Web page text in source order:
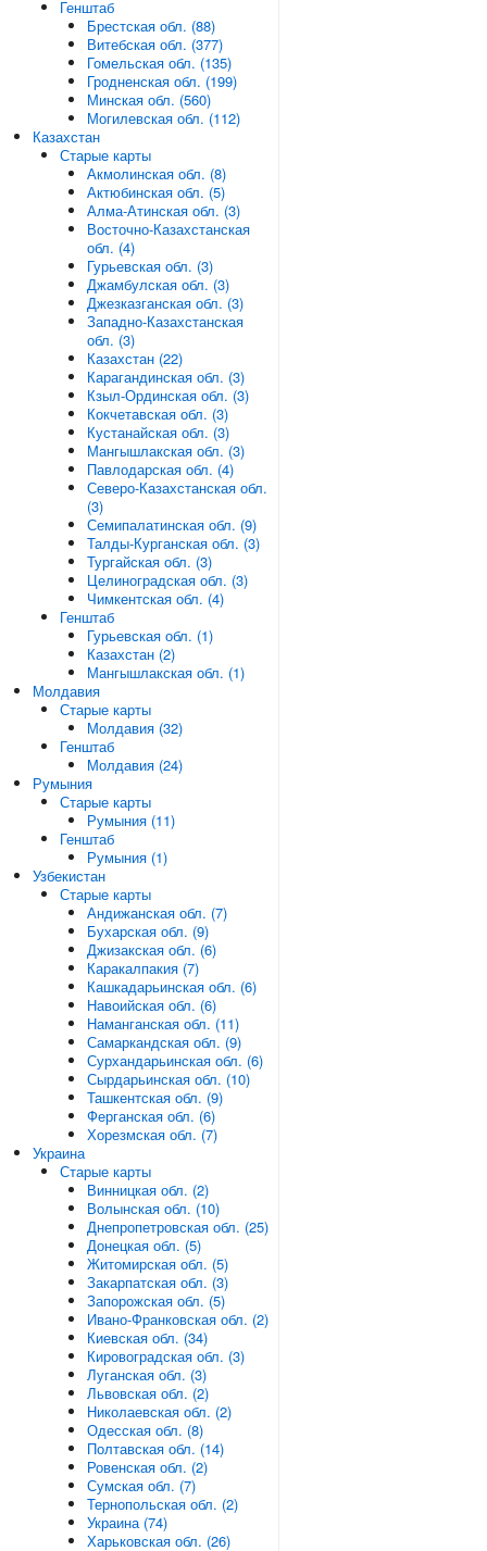
Генштаб
Брестская обл. (88)
Витебская обл. (377)
Гомельская обл. (135)
Гродненская обл. (199)
Минская обл. (560)
Могилевская обл. (112)
Казахстан
Старые карты
Акмолинская обл. (8)
Актюбинская обл. (5)
Алма-Атинская обл. (3)
Восточно-Казахстанская
обл. (4)
Гурьевская обл. (3)
Джамбулская обл. (3)
Джезказганская обл. (3)
Западно-Казахстанская
обл. (3)
Казахстан (22)
Карагандинская обл. (3)
Кзыл-Ординская обл. (3)
Кокчетавская обл. (3)
Кустанайская обл. (3)
Мангышлакская обл. (3)
Павлодарская обл. (4)
Северо-Казахстанская обл.
(3)
Семипалатинская обл. (9)
Талды-Курганская обл. (3)
Тургайская обл. (3)
Целиноградская обл. (3)
Чимкентская обл. (4)
Генштаб
Гурьевская обл. (1)
Казахстан (2)
Мангышлакская обл. (1)
Молдавия
Старые карты
Молдавия (32)
Генштаб
Молдавия (24)
Румыния
Старые карты
Румыния (11)
Генштаб
Румыния (1)
Узбекистан
Старые карты
Андижанская обл. (7)
Бухарская обл. (9)
Джизакская обл. (6)
Каракалпакия (7)
Кашкадарьинская обл. (6)
Навоийская обл. (6)
Наманганская обл. (11)
Самаркандская обл. (9)
Сурхандарьинская обл. (6)
Сырдарьинская обл. (10)
Ташкентская обл. (9)
Ферганская обл. (6)
Хорезмская обл. (7)
Украина
Старые карты
Винницкая обл. (2)
Волынская обл. (10)
Днепропетровская обл. (25)
Донецкая обл. (5)
Житомирская обл. (5)
Закарпатская обл. (3)
Запорожская обл. (5)
Ивано-Франковская обл. (2)
Киевская обл. (34)
Кировоградская обл. (3)
Луганская обл. (3)
Львовская обл. (2)
Николаевская обл. (2)
Одесская обл. (8)
Полтавская обл. (14)
Ровенская обл. (2)
Сумская обл. (7)
Тернопольская обл. (2)
Украина (74)
Харьковская обл. (26)